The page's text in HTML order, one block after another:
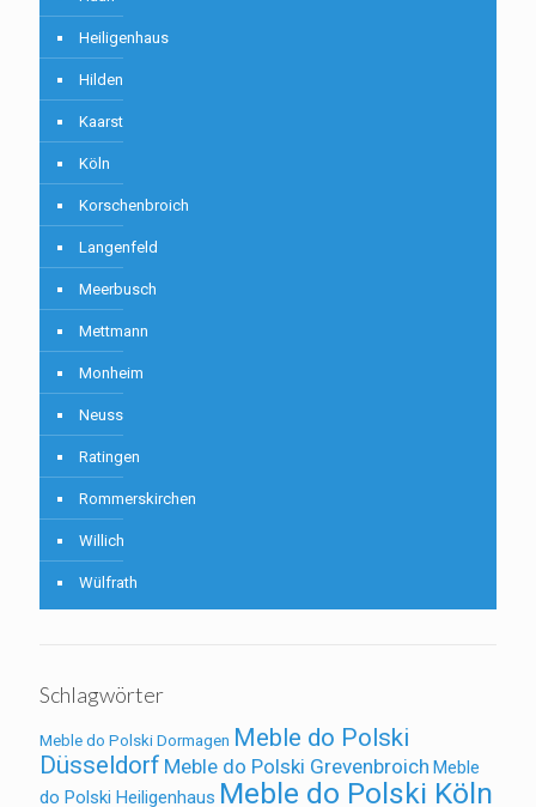
Heiligenhaus
Hilden
Kaarst
Köln
Korschenbroich
Langenfeld
Meerbusch
Mettmann
Monheim
Neuss
Ratingen
Rommerskirchen
Willich
Wülfrath
Schlagwörter
Meble do Polski Dormagen Meble do Polski
Düsseldorf Meble do Polski Grevenbroich Meble
do Polski Heiligenhaus Meble do Polski Köln